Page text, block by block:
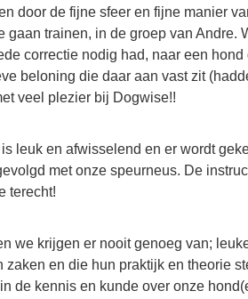
door de fijne sfeer en fijne manier
trainen, in de groep van Andre.
correctie nodig had, naar een
beloning die daar aan vast zit
veel plezier bij Dogwise!!
leuk en afwisselend en er wordt
met onze speurneus. De
terecht!
we krijgen er nooit genoeg van;
en die hun praktijk en theorie
de kennis en kunde over onze